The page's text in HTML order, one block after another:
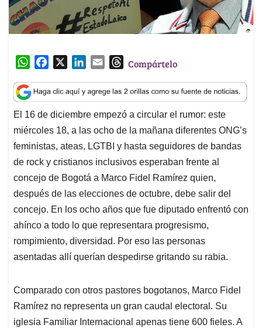
W
a
t
s
A
p
p
c
e
b
o
o
k
n
k
e
d
I
n
a
i
l
T
r
e
a
d
s
Compártelo
El 16 de diciembre empezó a circular el rumor: este
miércoles 18, a las ocho de la mañana diferentes ONG’s
feministas, ateas, LGTBI y hasta seguidores de bandas
de rock y cristianos inclusivos esperaban frente al
concejo de Bogotá a Marco Fidel Ramírez quien,
después de las elecciones de octubre, debe salir del
concejo. En los ocho años que fue diputado enfrentó con
ahínco a todo lo que representara progresismo,
rompimiento, diversidad. Por eso las personas
asentadas allí querían despedirse gritando su rabia.
Comparado con otros pastores bogotanos, Marco Fidel
Ramírez no representa un gran caudal electoral. Su
iglesia Familiar Internacional apenas tiene 600 fieles. A